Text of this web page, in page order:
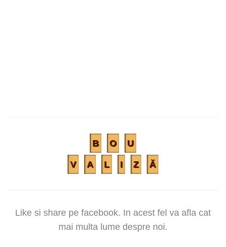
B O U
V A L I Z Ă
Like si share pe facebook. In acest fel va afla cat
mai multa lume despre noi.